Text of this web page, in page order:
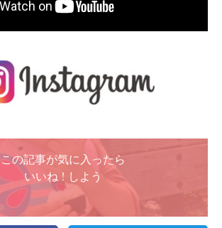
この記事が気に入ったら
いいね ! しよう